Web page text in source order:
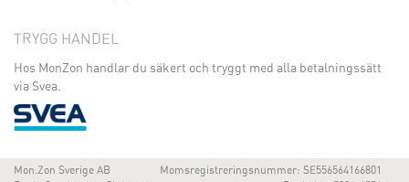
TRYGG HANDEL
Hos MonZon handlar du säkert och tryggt med alla betalningssätt
via Svea.
Mon.Zon Sverige AB
Momsregistreringsnummer: SE556564166801